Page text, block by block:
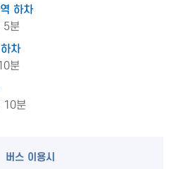
하차
5분
차
분
10분
버스 이용시